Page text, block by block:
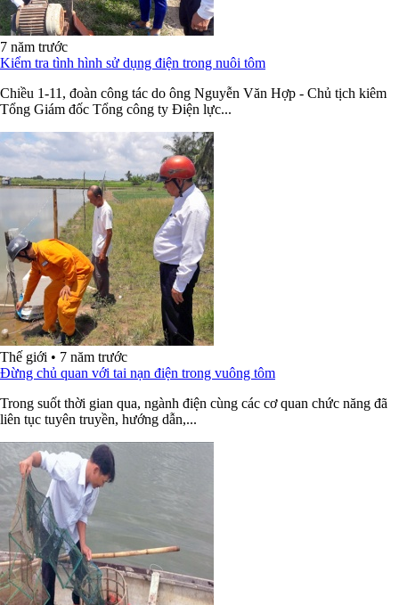
7 năm trước
Kiểm tra tình hình sử dụng điện trong nuôi tôm
Chiều 1-11, đoàn công tác do ông Nguyễn Văn Hợp - Chủ tịch kiêm
Tổng Giám đốc Tổng công ty Điện lực...
Thế giới • 7 năm trước
Đừng chủ quan với tai nạn điện trong vuông tôm
Trong suốt thời gian qua, ngành điện cùng các cơ quan chức năng đã
liên tục tuyên truyền, hướng dẫn,...